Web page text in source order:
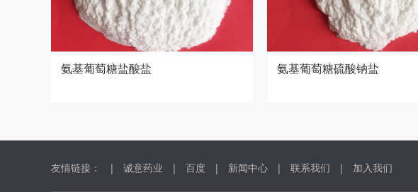
氨基葡萄糖盐酸盐 氨基葡萄糖硫酸钠盐
友情链接： | 诚意药业 | 百度 | 新闻中心 | 联系我们 | 加入我们